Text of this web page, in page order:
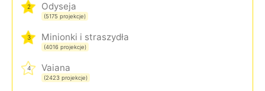
2 Odyseja
(5175 projekcje)
3 Minionki i straszydła
(4016 projekcje)
4 Vaiana
(2423 projekcje)